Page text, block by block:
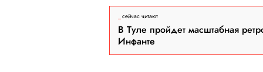
сейчас читают
В Туле пройдет масштабная
Инфанте